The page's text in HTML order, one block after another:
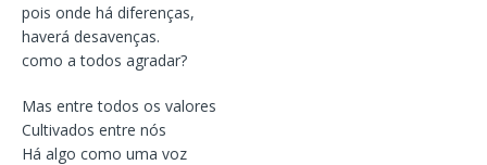
pois onde há diferenças,
haverá desavenças.
como a todos agradar?
Mas entre todos os valores
Cultivados entre nós
Há algo como uma voz